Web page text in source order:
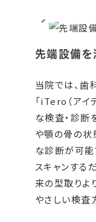
先端設備を
当院では、歯
「iTero（アイ
な検査・診断
や顎の骨の状
な診断が可能
スキャンする
来の型取りよ
やさしい検査